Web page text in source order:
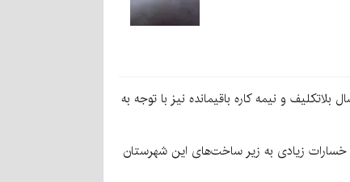
ریگان ضمن اشاره به مشکلات پیش رو برای تکمیل مجتمع فرهنگی و تفریحی این شهرستان گفت: اتمام این پروژه که ۱۰ سال بلاتکلیف و نیمه کاره باقیمانده نیز با توجه به
خسارات زیادی به زیر ساخت‌های این شهرستان